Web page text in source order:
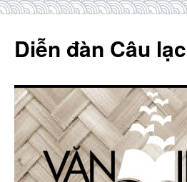
content
Diễn đàn Câu